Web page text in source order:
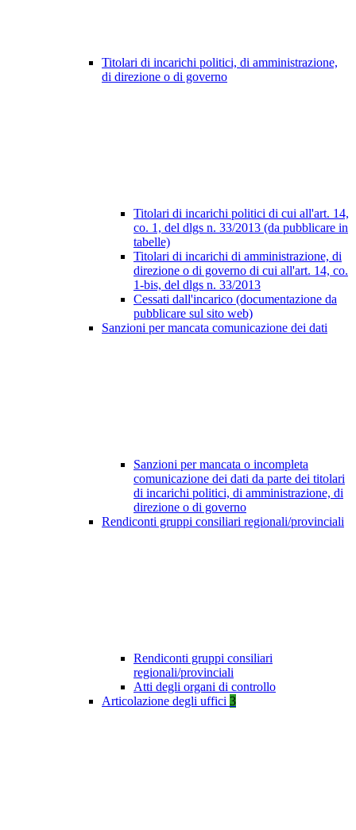
Titolari di incarichi politici, di amministrazione,
di direzione o di governo
Titolari di incarichi politici di cui all'art. 14,
co. 1, del dlgs n. 33/2013 (da pubblicare in
tabelle)
Titolari di incarichi di amministrazione, di
direzione o di governo di cui all'art. 14, co.
1-bis, del dlgs n. 33/2013
Cessati dall'incarico (documentazione da
pubblicare sul sito web)
Sanzioni per mancata comunicazione dei dati
Sanzioni per mancata o incompleta
comunicazione dei dati da parte dei titolari
di incarichi politici, di amministrazione, di
direzione o di governo
Rendiconti gruppi consiliari regionali/provinciali
Rendiconti gruppi consiliari
regionali/provinciali
Atti degli organi di controllo
Articolazione degli uffici 3